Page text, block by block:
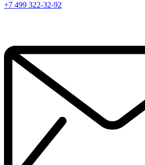
+7 499 322-32-92